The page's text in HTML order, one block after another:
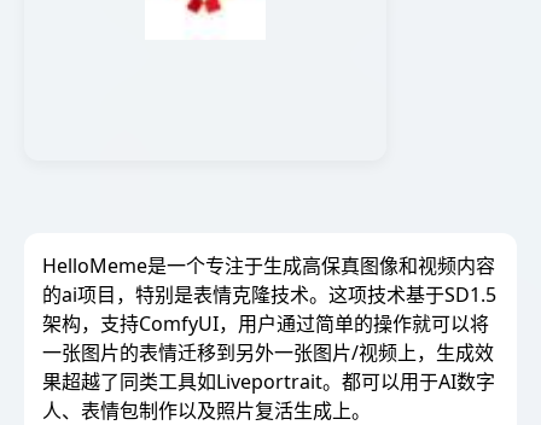
HelloMeme是一个专注于生成高保真图像和视频内容
的ai项目，特别是表情克隆技术。这项技术基于SD1.5
架构，支持ComfyUI，用户通过简单的操作就可以将
一张图片的表情迁移到另外一张图片/视频上，生成效
果超越了同类工具如Liveportrait。都可以用于AI数字
人、表情包制作以及照片复活生成上。